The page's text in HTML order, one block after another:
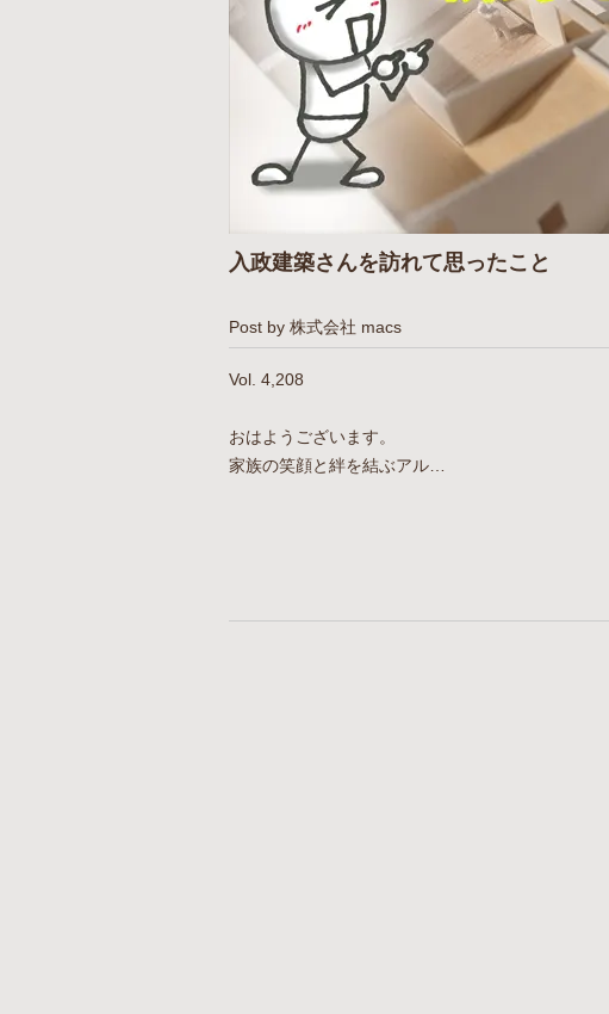
入政建築さんを訪れて思ったこと
Post by 株式会社 macs
Vol. 4,208
おはようございます。
家族の笑顔と絆を結ぶアル…